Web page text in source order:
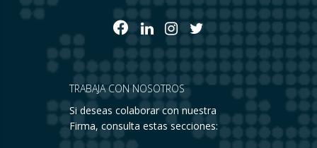
TRABAJA CON NOSOTROS
Si deseas colaborar con nuestra
Firma, consulta estas secciones: